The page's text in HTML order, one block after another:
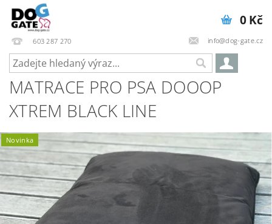
603 287 270 info@dog-gate.cz
0 Kč
MATRACE PRO PSA DOOOP
XTREM BLACK LINE
Novinka